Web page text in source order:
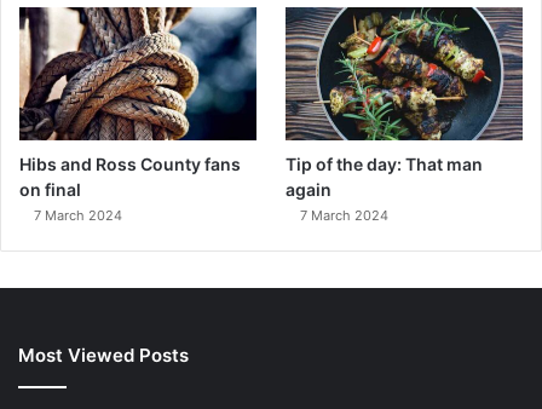
Hibs and Ross County fans
on final
7 March 2024
Tip of the day: That man
again
7 March 2024
Most Viewed Posts